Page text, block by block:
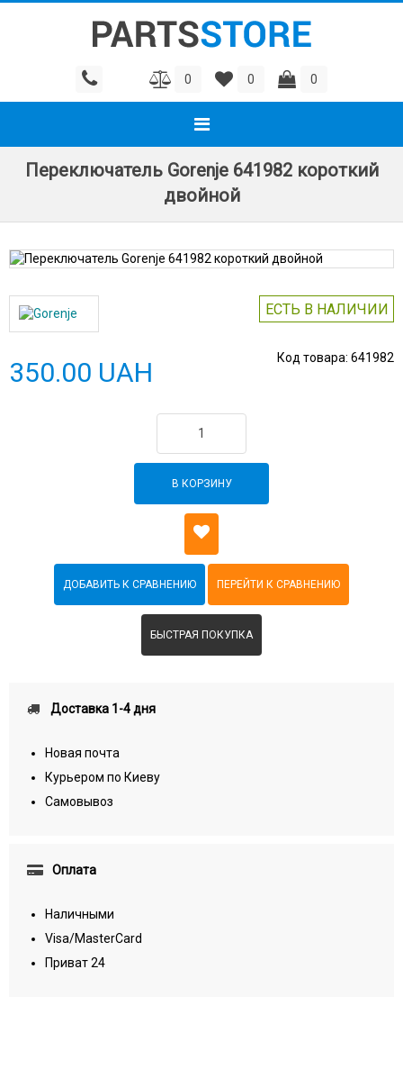
0 0 0
Переключатель Gorenje 641982 короткий
двойной
ЕСТЬ В НАЛИЧИИ
Код товара: 641982
350.00 UAH
В КОРЗИНУ
БЫСТРАЯ ПОКУПКА
Доставка 1-4 дня
Новая почта
Курьером по Киеву
Самовывоз
Оплата
Наличными
Visa/MasterCard
Приват 24